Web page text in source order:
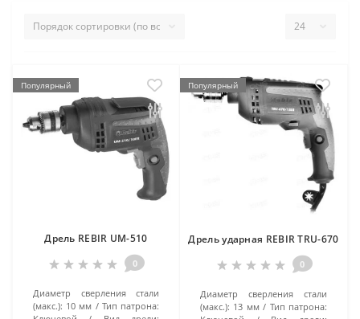
Популярный
Дрель REBIR UM-510
0
Диаметр сверления стали
(макс.): 10 мм
Тип патрона:
Популярный
Дрель ударная REBIR TRU-670
0
Диаметр сверления стали
(макс.): 13 мм
Тип патрона: